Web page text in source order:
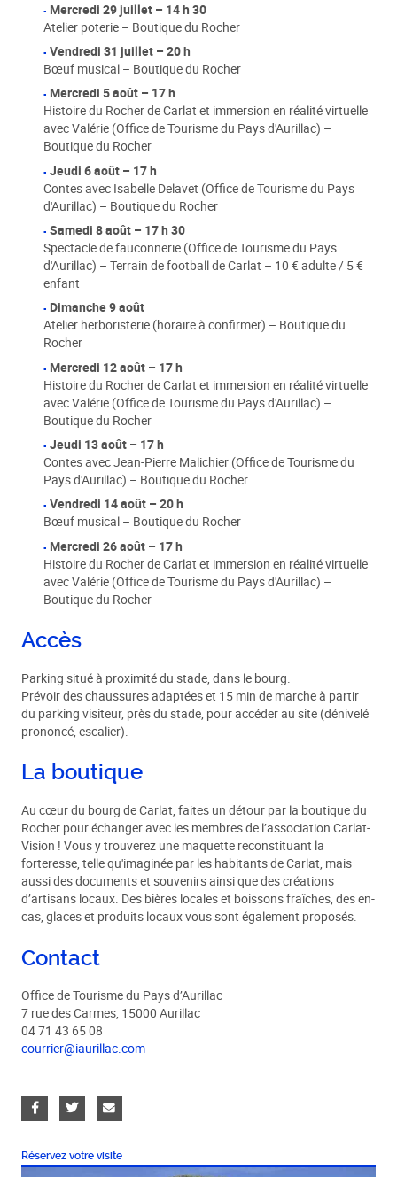
Mercredi 29 juillet – 14 h 30
Atelier poterie – Boutique du Rocher
Vendredi 31 juillet – 20 h
Bœuf musical – Boutique du Rocher
Mercredi 5 août – 17 h
Histoire du Rocher de Carlat et immersion en réalité virtuelle
avec Valérie (Office de Tourisme du Pays d'Aurillac) –
Boutique du Rocher
Jeudi 6 août – 17 h
Contes avec Isabelle Delavet (Office de Tourisme du Pays
d'Aurillac) – Boutique du Rocher
Samedi 8 août – 17 h 30
Spectacle de fauconnerie (Office de Tourisme du Pays
d'Aurillac) – Terrain de football de Carlat – 10 € adulte / 5 €
enfant
Dimanche 9 août
Atelier herboristerie (horaire à confirmer) – Boutique du
Rocher
Mercredi 12 août – 17 h
Histoire du Rocher de Carlat et immersion en réalité virtuelle
avec Valérie (Office de Tourisme du Pays d'Aurillac) –
Boutique du Rocher
Jeudi 13 août – 17 h
Contes avec Jean-Pierre Malichier (Office de Tourisme du
Pays d'Aurillac) – Boutique du Rocher
Vendredi 14 août – 20 h
Bœuf musical – Boutique du Rocher
Mercredi 26 août – 17 h
Histoire du Rocher de Carlat et immersion en réalité virtuelle
avec Valérie (Office de Tourisme du Pays d'Aurillac) –
Boutique du Rocher
Accès
Parking situé à proximité du stade, dans le bourg.
Prévoir des chaussures adaptées et 15 min de marche à partir
du parking visiteur, près du stade, pour accéder au site (dénivelé
prononcé, escalier).
La boutique
Au cœur du bourg de Carlat, faites un détour par la boutique du
Rocher pour échanger avec les membres de l’association Carlat-
Vision ! Vous y trouverez une maquette reconstituant la
forteresse, telle qu'imaginée par les habitants de Carlat, mais
aussi des documents et souvenirs ainsi que des créations
d’artisans locaux. Des bières locales et boissons fraîches, des en-
cas, glaces et produits locaux vous sont également proposés.
Contact
Office de Tourisme du Pays d’Aurillac
7 rue des Carmes, 15000 Aurillac
04 71 43 65 08
courrier@iaurillac.com
Réservez votre visite